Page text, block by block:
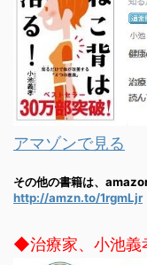
アマゾンで見る
その他の書籍は、
http://amzn.to/1rgmLjr
◆治療家、小池義